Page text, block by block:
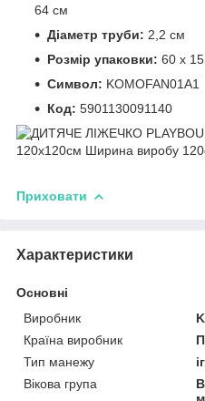
64 см
Діаметр труби: 2,2 см
Розмір упаковки: 60 х
Символ: KOMOFAN01A1
Код: 5901130091140
Приховати
Характеристики
Основні
Виробник
Країна виробник
Тип манежу
Вікова група